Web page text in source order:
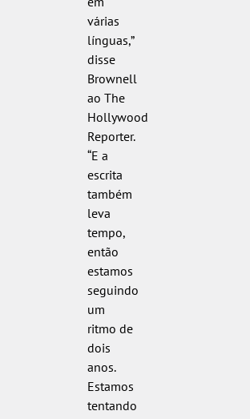
várias
línguas,”
disse
Brownell
ao The
Hollywood
Reporter.
“E a
escrita
também
leva
tempo,
então
estamos
seguindo
um
ritmo de
dois
anos.
Estamos
tentando